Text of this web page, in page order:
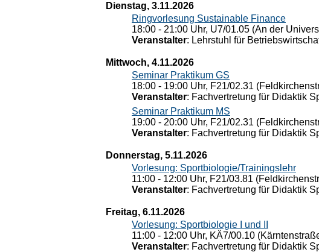
Dienstag, 3.11.2026
Ringvorlesung Sustainable Finance
18:00 - 21:00 Uhr, U7/01.05 (An der
Veranstalter: Lehrstuhl für
Mittwoch, 4.11.2026
Seminar Praktikum GS
18:00 - 19:00 Uhr, F21/02.31
Veranstalter: Fachvertretung für Didaktik
Seminar Praktikum MS
19:00 - 20:00 Uhr, F21/02.31
Veranstalter: Fachvertretung für Didaktik
Donnerstag, 5.11.2026
Vorlesung: Sportbiologie/Trainingslehr
11:00 - 12:00 Uhr, F21/03.81
Veranstalter: Fachvertretung für Didaktik
Freitag, 6.11.2026
Vorlesung: Sportbiologie I und II
11:00 - 12:00 Uhr, KÄ7/00.10
Veranstalter: Fachvertretung für Didaktik